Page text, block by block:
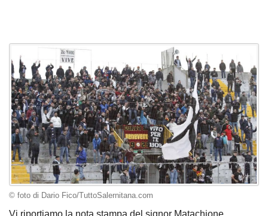
© foto di Dario Fico/TuttoSalernitana.com